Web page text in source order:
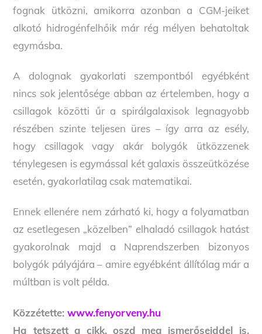
fognak ütközni, amikorra azonban a CGM-jeiket
alkotó hidrogénfelhőik már rég mélyen behatoltak
egymásba.
A dolognak gyakorlati szempontból egyébként
nincs sok jelentősége abban az értelemben, hogy a
csillagok közötti űr a spirálgalaxisok legnagyobb
részében szinte teljesen üres – így arra az esély,
hogy csillagok vagy akár bolygók ütközzenek
ténylegesen is egymással két galaxis összeütközése
esetén, gyakorlatilag csak matematikai.
Ennek ellenére nem zárható ki, hogy a folyamatban
az esetlegesen „közelben” elhaladó csillagok hatást
gyakorolnak majd a Naprendszerben bizonyos
bolygók pályájára – amire egyébként állítólag már a
múltban is volt példa.
Közzétette:www.fenyorveny.hu
Ha tetszett a cikk, oszd meg ismerőseiddel is,